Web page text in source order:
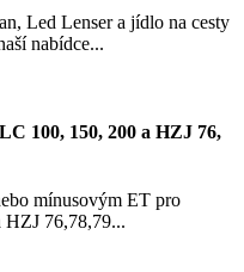
Led Lenser a jídlo na cesty
nabídce...
100, 150, 200 a HZJ 76,
mínusovým ET pro
76,78,79...